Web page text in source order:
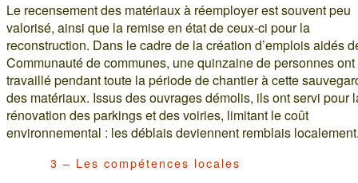
Le recensement des matériaux à réemployer est souvent peu
valorisé, ainsi que la remise en état de ceux-ci pour la
reconstruction. Dans le cadre de la création d’emplois aidés
Communauté de communes, une quinzaine de personnes ont
travaillé pendant toute la période de chantier à cette
des matériaux. Issus des ouvrages démolis, ils ont servi pour
rénovation des parkings et des voiries, limitant le coût
environnemental : les déblais deviennent remblais
3 – Les compétences locales